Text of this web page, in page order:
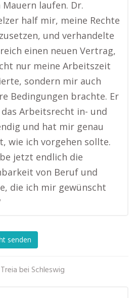
Mauern laufen. Dr.
half mir, meine Rechte
und verhandelte
einen neuen Vertrag,
nur meine Arbeitszeit
sondern mir auch
Bedingungen brachte. Er
Arbeitsrecht in- und
und hat mir genau
wie ich vorgehen sollte.
jetzt endlich die
von Beruf und
die ich mir gewünscht
senden
Treia bei Schleswig